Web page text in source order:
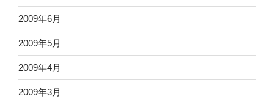
2009年6月
2009年5月
2009年4月
2009年3月